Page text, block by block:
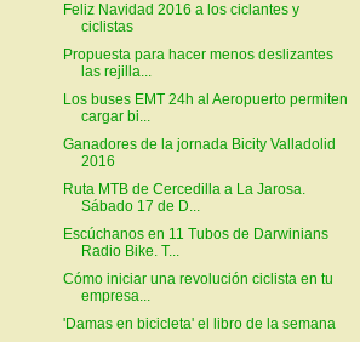
Feliz Navidad 2016 a los ciclantes y
ciclistas
Propuesta para hacer menos deslizantes
las rejilla...
Los buses EMT 24h al Aeropuerto permiten
cargar bi...
Ganadores de la jornada Bicity Valladolid
2016
Ruta MTB de Cercedilla a La Jarosa.
Sábado 17 de D...
Escúchanos en 11 Tubos de Darwinians
Radio Bike. T...
Cómo iniciar una revolución ciclista en tu
empresa...
'Damas en bicicleta' el libro de la semana